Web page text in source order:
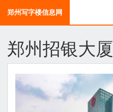
郑州写字楼信息网
郑州招银大厦